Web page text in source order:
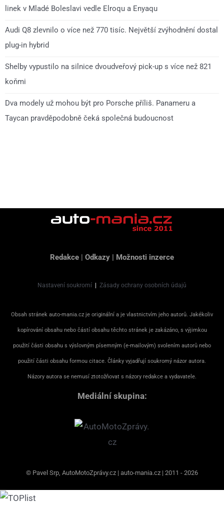
linek v Mladé Boleslavi vedle Elroqu a Enyaqu
Audi Q8 zlevnilo o více než 770 tisíc. Největší zvýhodnění dostal
plug-in hybrid
Shelby vypustilo na silnice dvoudveřový pick-up s více než 821
koňmi
Dva modely už mohou být pro Porsche příliš. Panameru a
Taycan pravděpodobně čeká společná budoucnost
Redakce | Odkazy | Možnosti inzerce
Nastavení soukromí | Zásady ochrany osobních údajů
Obsah stránek auto-mania.cz je originální a je vlastnictvím jeho autorů. Jakékoliv
kopírování obsahu nebo částí obsahu těchto stránek je zakázáno, s výjimkou
použití části obsahu s výslovným písemným (e-mailovým) svolením autorů nebo
použití části obsahu formou citace. Články vyjadřují soukromý názor autora.
Názory autora se nemusí ztotožňovat s názory redakce a vydavatele.
Mediální skupina:
© Pavel Srp, AutoMotoZprávy.cz | auto-mania.cz | 2011 - 2026